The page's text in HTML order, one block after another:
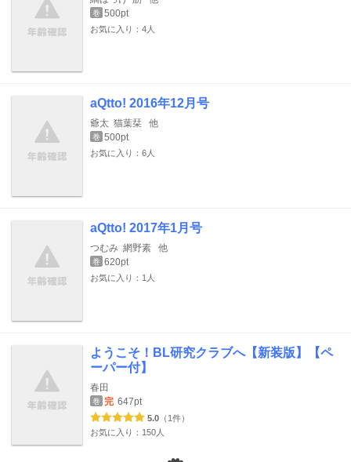
巻 500pt
お気に入り：4人
aQtto! 2016年12月号
爺太 猫葉栞 他
巻 500pt
お気に入り：6人
aQtto! 2017年1月号
つむみ 網野素 他
巻 620pt
お気に入り：1人
ようこそ！BL研究クラブへ【新装版】【ペ
ーパー付】
春田
巻 完 647pt
5.0 （1件）
お気に入り：150人